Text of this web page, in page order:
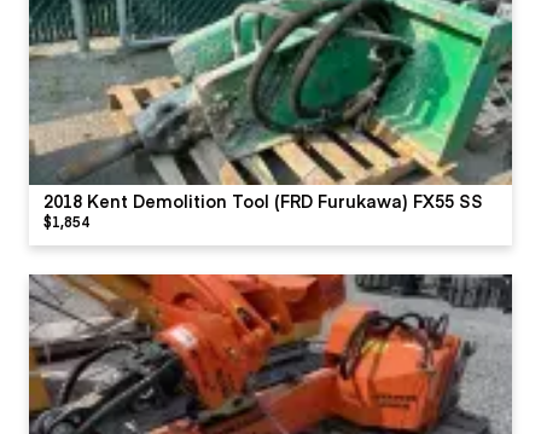
2018 Kent Demolition Tool (FRD Furukawa) FX55 SS
$1,854